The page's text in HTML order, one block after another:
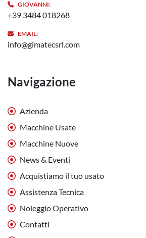
GIOVANNI:
+39 3484 018268
EMAIL:
info@gimatecsrl.com
Navigazione
Azienda
Macchine Usate
Macchine Nuove
News & Eventi
Acquistiamo il tuo usato
Assistenza Tecnica
Noleggio Operativo
Contatti